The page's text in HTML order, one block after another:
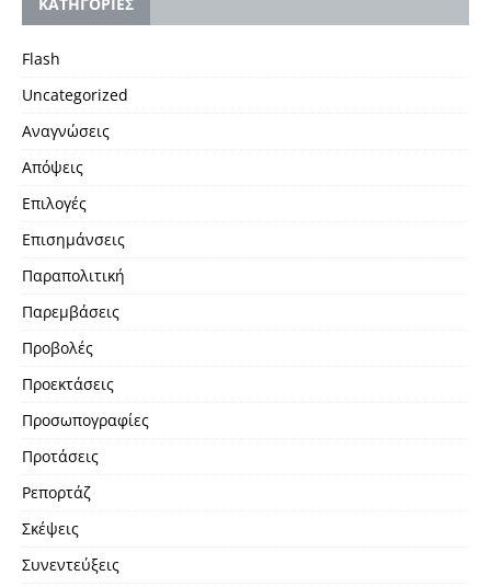
Flash
Uncategorized
Αναγνώσεις
Απόψεις
Επιλογές
Επισημάνσεις
Παραπολιτική
Παρεμβάσεις
Προβολές
Προεκτάσεις
Προσωπογραφίες
Προτάσεις
Ρεπορτάζ
Σκέψεις
Συνεντεύξεις